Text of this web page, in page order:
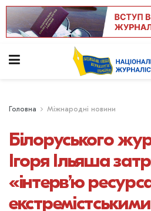
Головна Міжнародні новини
Білоруського
Ігоря Ільяша
«інтерв’ю
екстремістськими